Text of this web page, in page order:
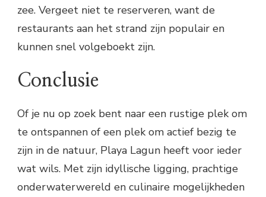
zee. Vergeet niet te reserveren, want de
restaurants aan het strand zijn populair en
kunnen snel volgeboekt zijn.
Conclusie
Of je nu op zoek bent naar een rustige plek om
te ontspannen of een plek om actief bezig te
zijn in de natuur, Playa Lagun heeft voor ieder
wat wils. Met zijn idyllische ligging, prachtige
onderwaterwereld en culinaire mogelijkheden